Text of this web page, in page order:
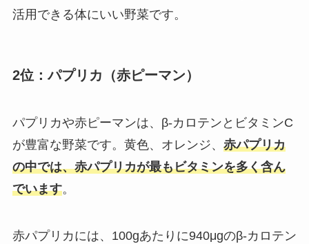
活用できる体にいい野菜です。
2位：パプリカ（赤ピーマン）
パプリカや赤ピーマンは、β-カロテンとビタミンC
が豊富な野菜です。黄色、オレンジ、 赤パプリカ
の中では、赤パプリカが最もビタミンを多く含ん
でいます。
赤パプリカには、100gあたりに940μgのβ-カロテン